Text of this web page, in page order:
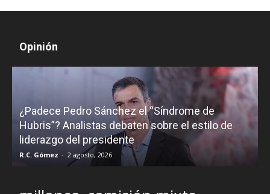
Opinión
¿Padece Pedro Sánchez el “Síndrome de
Hubris”? Analistas debaten sobre el estilo de
liderazgo del presidente
R.C. Gómez - 2 agosto, 2026